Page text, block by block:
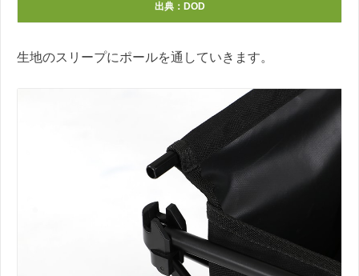
出典：DOD
生地のスリープにポールを通していきます。